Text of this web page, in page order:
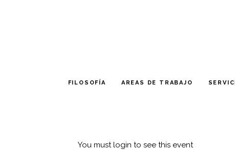
FILOSOFÍA AREAS DE TRABAJO
You must login to see this event